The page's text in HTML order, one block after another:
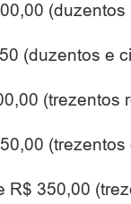
(duzentos e
(trezentos
R$ 350,00